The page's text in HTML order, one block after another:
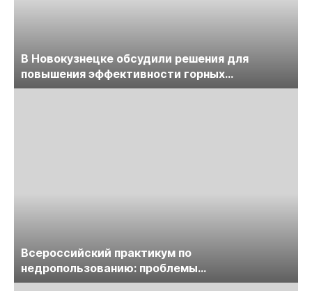
В Новокузнецке обсудили решения для
повышения эффективности горных
предприятий
Всероссийский практикум по
недропользованию: проблемы
лицензирования, цифровизации, экспертизы